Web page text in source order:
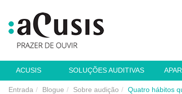
ACUSIS SOLUÇÕES AUDITIVAS
Entrada Blogue Sobre audição Quatro hábitos